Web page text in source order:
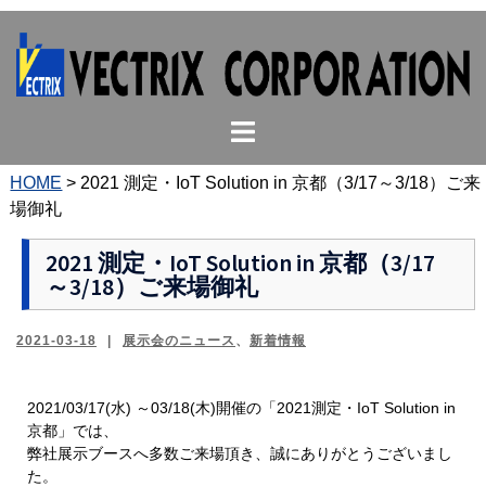
ス
キ
ト
ル
ュ
ー
HOME >2021 測定・IoT Solution in 京都（3/17～3/18）ご来
場御礼
2021 測定・IoT Solution in 京都（3/17
～3/18）ご来場御礼
2021-03-18 展示会のニュース 、 新着情報
2021/03/17(水) ～03/18(木)開催の「2021測定・IoT Solution in
京都」では、
弊社展示ブースへ多数ご来場頂き、誠にありがとうございまし
た。